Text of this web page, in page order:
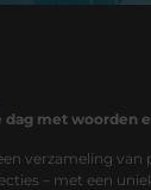
dag met woorden
verzameling van
– met een